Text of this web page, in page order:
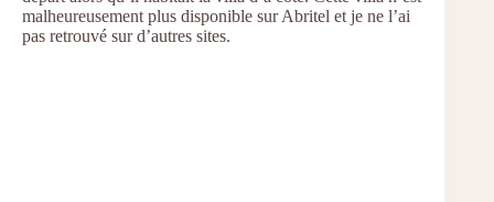
malheureusement plus disponible sur Abritel et je ne l’ai
pas retrouvé sur d’autres sites.